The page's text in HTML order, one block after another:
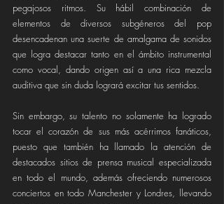
pegajosos ritmos. Su hábil combinación de
elementos de diversos subgéneros del pop
desencadenan una suerte de amalgama de sonidos
que logra destacar tanto en el ámbito instrumental
como vocal, dando origen así a una rica mezcla
auditiva que sin duda logrará excitar tus sentidos.
Sin embargo, su talento no solamente ha logrado
tocar el corazón de sus más acérrimos fanáticos,
puesto que también ha llamado la atención de
destacados sitios de prensa musical especializada
en todo el mundo, además ofreciendo numerosos
conciertos en todo Manchester y Londres, llevando